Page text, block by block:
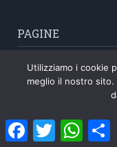
PAGINE
CHI SIAMO
CONTATTI
Le foto presenti su
da Internet e quindi
non ha mai avuto
FacebookTwitter
Utilizziamo i cookie
meglio il nostro